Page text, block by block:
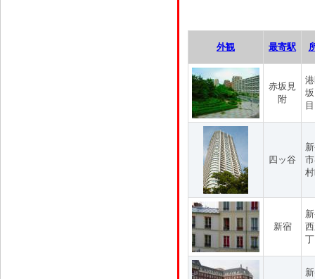
外観 最寄駅
赤坂見
附
目
四ッ谷
新宿